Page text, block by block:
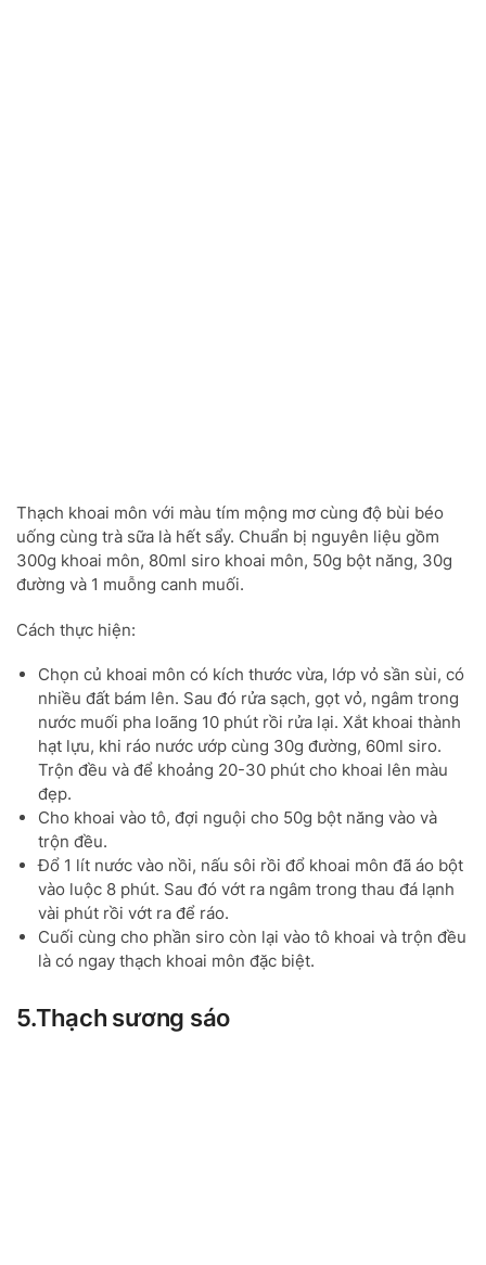
Thạch khoai môn với màu tím mộng mơ cùng độ bùi béo
uống cùng trà sữa là hết sẩy. Chuẩn bị nguyên liệu gồm
300g khoai môn, 80ml siro khoai môn, 50g bột năng, 30g
đường và 1 muỗng canh muối.
Cách thực hiện:
Chọn củ khoai môn có kích thước vừa, lớp vỏ sần sùi, có
nhiều đất bám lên. Sau đó rửa sạch, gọt vỏ, ngâm trong
nước muối pha loãng 10 phút rồi rửa lại. Xắt khoai thành
hạt lựu, khi ráo nước ướp cùng 30g đường, 60ml siro.
Trộn đều và để khoảng 20-30 phút cho khoai lên màu
đẹp.
Cho khoai vào tô, đợi nguội cho 50g bột năng vào và
trộn đều.
Đổ 1 lít nước vào nồi, nấu sôi rồi đổ khoai môn đã áo bột
vào luộc 8 phút. Sau đó vớt ra ngâm trong thau đá lạnh
vài phút rồi vớt ra để ráo.
Cuối cùng cho phần siro còn lại vào tô khoai và trộn đều
là có ngay thạch khoai môn đặc biệt.
5.Thạch sương sáo